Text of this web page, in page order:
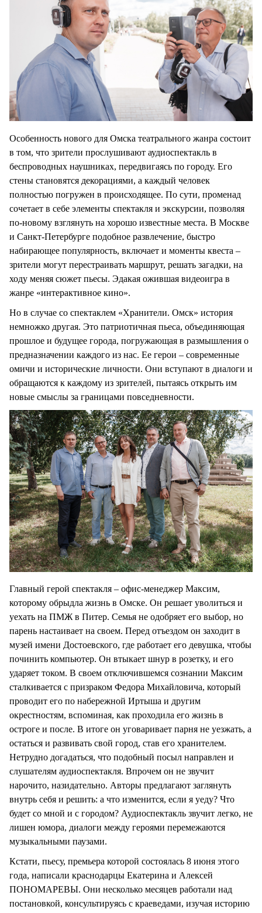
Особенность нового для Омска театрального жанра состоит
в том, что зрители прослушивают аудиоспектакль в
беспроводных наушниках, передвигаясь по городу. Его
стены становятся декорациями, а каждый человек
полностью погружен в происходящее. По сути, променад
сочетает в себе элементы спектакля и экскурсии, позволяя
по-новому взглянуть на хорошо известные места. В Москве
и Санкт-Петербурге подобное развлечение, быстро
набирающее популярность, включает и моменты квеста –
зрители могут перестраивать маршрут, решать загадки, на
ходу меняя сюжет пьесы. Эдакая ожившая видеоигра в
жанре «интерактивное кино».
Но в случае со спектаклем «Хранители. Омск» история
немножко другая. Это патриотичная пьеса, объединяющая
прошлое и будущее города, погружающая в размышления о
предназначении каждого из нас. Ее герои – современные
омичи и исторические личности. Они вступают в диалоги и
обращаются к каждому из зрителей, пытаясь открыть им
новые смыслы за границами повседневности.
Главный герой спектакля – офис-менеджер Максим,
которому обрыдла жизнь в Омске. Он решает уволиться и
уехать на ПМЖ в Питер. Семья не одобряет его выбор, но
парень настаивает на своем. Перед отъездом он заходит в
музей имени Достоевского, где работает его девушка, чтобы
починить компьютер. Он втыкает шнур в розетку, и его
ударяет током. В своем отключившемся сознании Максим
сталкивается с призраком Федора Михайловича, который
проводит его по набережной Иртыша и другим
окрестностям, вспоминая, как проходила его жизнь в
остроге и после. В итоге он уговаривает парня не уезжать, а
остаться и развивать свой город, став его хранителем.
Нетрудно догадаться, что подобный посыл направлен и
слушателям аудиоспектакля. Впрочем он не звучит
нарочито, назидательно. Авторы предлагают заглянуть
внутрь себя и решить: а что изменится, если я уеду? Что
будет со мной и с городом? Аудиоспектакль звучит легко, не
лишен юмора, диалоги между героями перемежаются
музыкальными паузами.
Кстати, пьесу, премьера которой состоялась 8 июня этого
года, написали краснодарцы Екатерина и Алексей
ПОНОМАРЕВЫ. Они несколько месяцев работали над
постановкой, консультируясь с краеведами, изучая историю